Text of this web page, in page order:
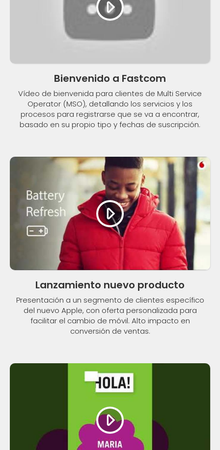
Bienvenido a Fastcom
Vídeo de bienvenida para clientes de Multi Service
Operator (MSO), detallando los servicios y los
procesos para registrarse que se va a encontrar,
basado en su propio tipo y fechas de suscripción.
Lanzamiento nuevo producto
Presentación a un segmento de clientes específico
del nuevo Apple, con oferta personalizada para
facilitar el cambio de móvil. Alto impacto en
conversión de ventas.